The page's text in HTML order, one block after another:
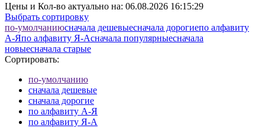
Цены и Кол-во актуально на: 06.08.2026 16:15:29
Выбрать сортировку
по-умолчаниюcначала дешевыеcначала дорогиепо алфавиту
А-Япо алфавиту Я-Аcначала популярныеcначала
новыеcначала старые
Сортировать:
по-умолчанию
cначала дешевые
cначала дорогие
по алфавиту А-Я
по алфавиту Я-А